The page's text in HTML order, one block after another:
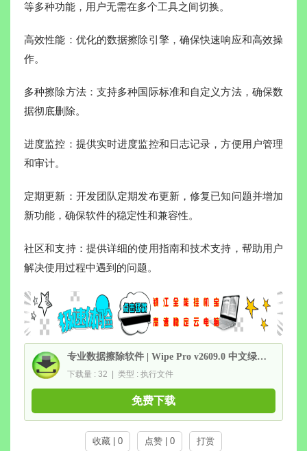
等多种功能，用户无需在多个工具之间切换。
高效性能：优化的数据擦除引擎，确保快速响应和高效操
作。
多种擦除方法：支持多种国际标准和自定义方法，确保数
据彻底删除。
进度监控：提供实时进度监控和日志记录，方便用户管理
和审计。
定期更新：开发团队定期发布更新，修复已知问题并增加
新功能，确保软件的稳定性和兼容性。
社区和支持：提供详细的使用指南和技术支持，帮助用户
解决使用过程中遇到的问题。
专业数据擦除软件 | Wipe Pro v2609.0 中文绿色版
下载量 : 32 | 类型 : 执行文件
免费下载
收藏 | 0 点赞 | 0 打赏